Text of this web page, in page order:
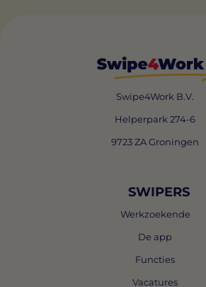
Swipe4Work B.V.
Helperpark 274-6
9723 ZA Groningen
SWIPERS
Werkzoekende
De app
Functies
Vacatures